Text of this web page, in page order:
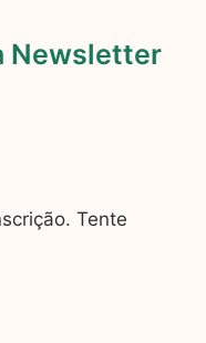
Newsletter
Tente